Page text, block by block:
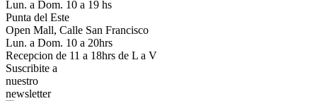
Lun. a Dom. 10 a 19 hs
Punta del Este
Open Mall, Calle San Francisco
Lun. a Dom. 10 a 20hrs
Recepcion de 11 a 18hrs de L a V
Suscribite a
nuestro
newsletter